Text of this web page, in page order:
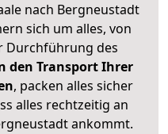
nach Bergneustadt
sich um alles, von
Durchführung des
den Transport Ihrer
, packen alles sicher
alles rechtzeitig an
ankommt.